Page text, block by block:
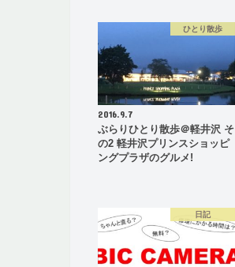
ひとり散歩
2016.9.7
ぶらりひとり散歩＠軽井沢 そ
の2 軽井沢プリンスショッピ
ングプラザのグルメ!
日記